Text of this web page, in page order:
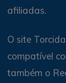
afiliadas.
O site
compatível
também o